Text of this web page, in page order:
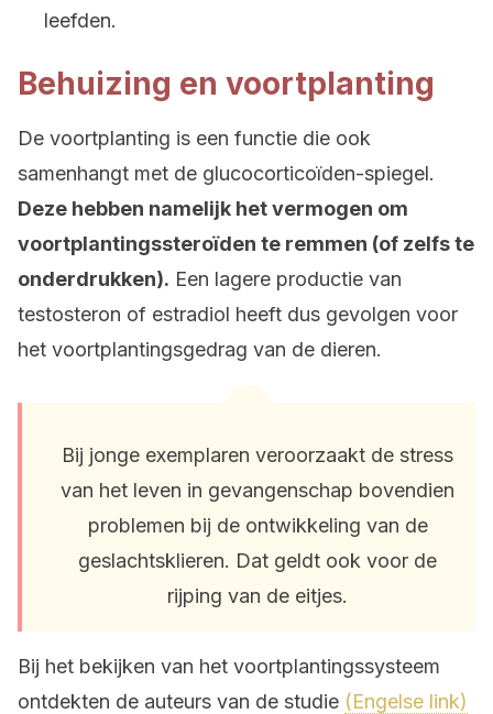
leefden.
Behuizing en voortplanting
De voortplanting is een functie die ook
samenhangt met de glucocorticoïden-spiegel.
Deze hebben namelijk het vermogen om
voortplantingssteroïden te remmen (of zelfs te
onderdrukken). Een lagere productie van
testosteron of estradiol heeft dus gevolgen voor
het voortplantingsgedrag van de dieren.
Bij jonge exemplaren veroorzaakt de stress
van het leven in gevangenschap bovendien
problemen bij de ontwikkeling van de
geslachtsklieren. Dat geldt ook voor de
rijping van de eitjes.
Bij het bekijken van het voortplantingssysteem
ontdekten de auteurs van de studie (Engelse link)